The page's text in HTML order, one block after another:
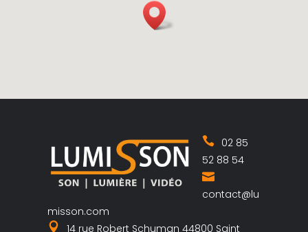
02 85
52 88 54
contact@lu
misson.com
14 rue Robert Schuman 44800 Saint